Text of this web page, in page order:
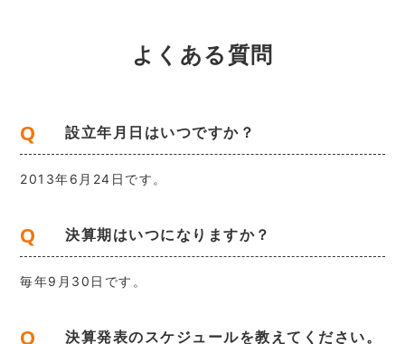
よくある質問
Q 設立年月日はいつですか？
2013年6月24日です。
Q 決算期はいつになりますか？
毎年9月30日です。
Q 決算発表のスケジュールを教えてください。